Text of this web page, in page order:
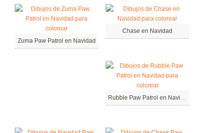
Zuma Paw Patrol en Navidad
Chase en Navidad
Rubble Paw Patrol en Navidad